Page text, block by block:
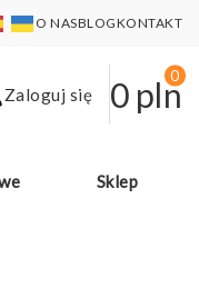
O NASBLOGKONTAKT
Zaloguj się 0 pln
0
Sklep